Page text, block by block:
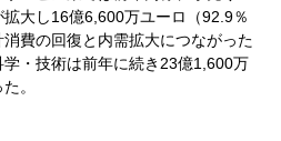
大し16億6,600万ユーロ（92.9％
費の回復と内需拡大につながった
・技術は前年に続き23億1,600万
。